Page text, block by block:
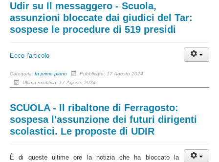
Udir su Il messaggero - Scuola,
assunzioni bloccate dai giudici del Tar:
sospese le procedure di 519 presidi
Ecco l'articolo
Categoria: In primo piano
Pubblicato: 17 Agosto 2024
Ultima modifica: 17 Agosto 2024
SCUOLA - Il ribaltone di Ferragosto:
sospesa l'assunzione dei futuri dirigenti
scolastici. Le proposte di UDIR
È di queste ultime ore la notizia che ha bloccato la